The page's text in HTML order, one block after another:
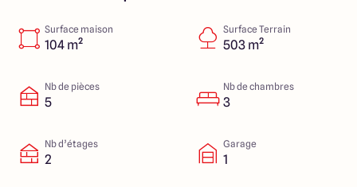
Surface maison
104 m²
Surface Terrain
503 m²
Nb de pièces
5
Nb de chambres
3
Nb d’étages
2
Garage
1